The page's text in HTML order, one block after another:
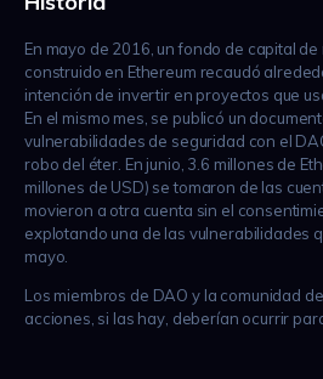
En mayo de 2016, un fondo de capital
construido en Ethereum recaudó
intención de invertir en proyectos que
En el mismo mes, se publicó un
vulnerabilidades de seguridad con el
robo del éter. En junio, 3.6 millones de
millones de USD) se tomaron de las
movieron a otra cuenta sin el
explotando una de las vulnerabilidades
mayo.
Los miembros de DAO y la comunidad
acciones, si las hay, deberían ocurrir